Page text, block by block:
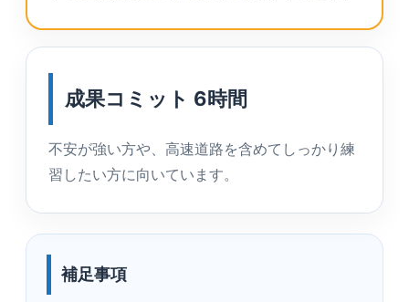
成果コミット 6時間
不安が強い方や、高速道路を含めてしっかり練
習したい方に向いています。
補足事項